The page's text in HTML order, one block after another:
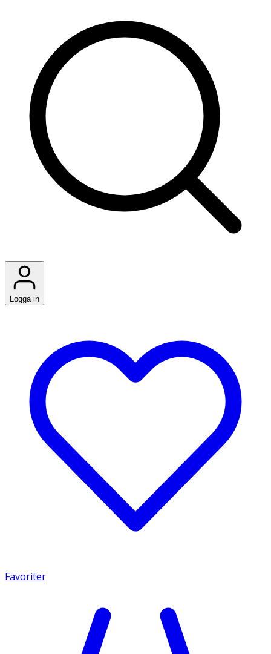
Logga in
Favoriter